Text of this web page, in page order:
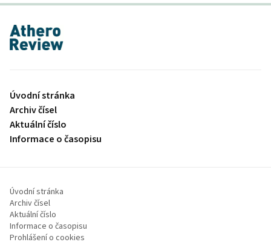
proLékaře.cz
Úvodní stránka
Archiv čísel
Aktuální číslo
Informace o časopisu
Úvodní stránka
Archiv čísel
Aktuální číslo
Informace o časopisu
Prohlášení o cookies